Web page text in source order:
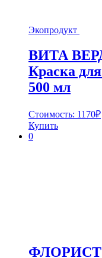
Экопродукт
ВИТА
Краска
500 мл
Стоимость: 1170₽
Купить
0
ФЛОРИСТ